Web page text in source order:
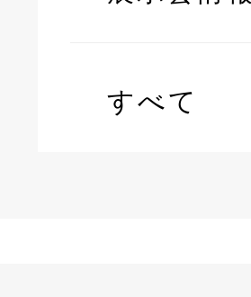
すべて